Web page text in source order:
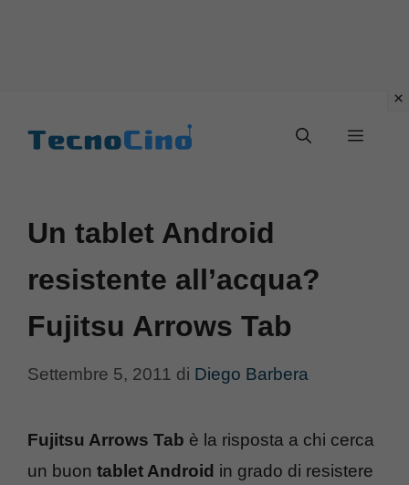
Menu
Un tablet Android
resistente all’acqua?
Fujitsu Arrows Tab
Settembre 5, 2011 di Diego Barbera
Fujitsu Arrows Tab è la risposta a chi cerca
un buon tablet Android in grado di resistere